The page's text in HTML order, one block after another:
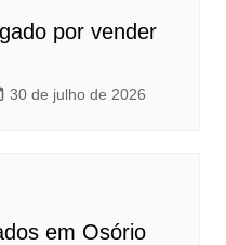
por vender
30 de julho de 2026
em Osório